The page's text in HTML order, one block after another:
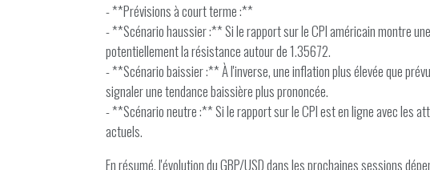
- **Prévisions à court terme :**
- **Scénario haussier :** Si le rapport sur le CPI américain montre
potentiellement la résistance autour de 1.35672.
- **Scénario baissier :** À l'inverse, une inflation plus élevée que
signaler une tendance baissière plus prononcée.
- **Scénario neutre :** Si le rapport sur le CPI est en ligne avec les
actuels.
En résumé, l'évolution du GBP/USD dans les prochaines sessions